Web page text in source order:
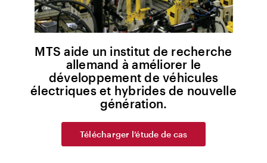
MTS aide un institut de recherche
allemand à améliorer le
développement de véhicules
électriques et hybrides de nouvelle
génération.
Télécharger l’étude de cas